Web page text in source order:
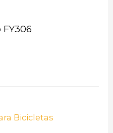
Bicicletas